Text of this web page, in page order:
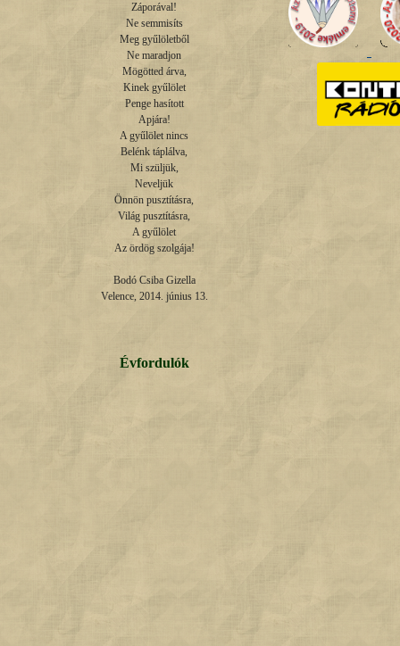
Záporával!
Ne semmisíts
Meg gyűlöletből
Ne maradjon
Mögötted árva,
Kinek gyűlölet
Penge hasított
Apjára!
A gyűlölet nincs
Belénk táplálva,
Mi szüljük,
Neveljük
Önnön pusztításra,
Világ pusztításra,
A gyűlölet
Az ördög szolgája!
Bodó Csiba Gizella
Velence, 2014. június 13.
Évfordulók